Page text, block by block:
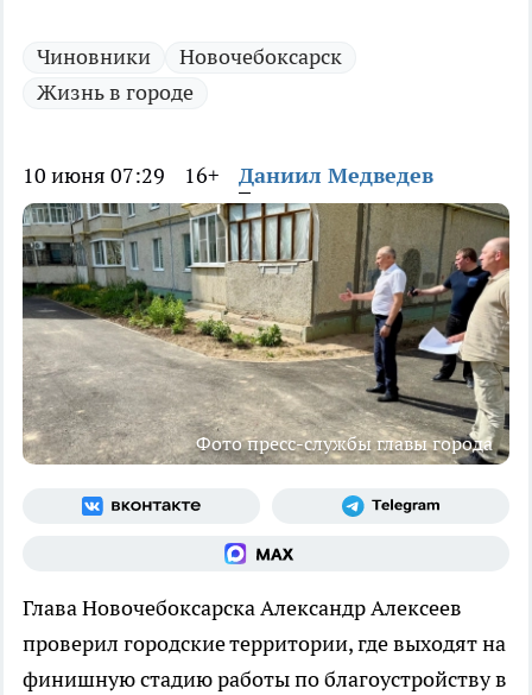
Чиновники
Новочебоксарск
Жизнь в городе
10 июня 07:29 16+ Даниил Медведев
Фото пресс-службы главы города
Глава Новочебоксарска Александр Алексеев
проверил городские территории, где выходят на
финишную стадию работы по благоустройству в